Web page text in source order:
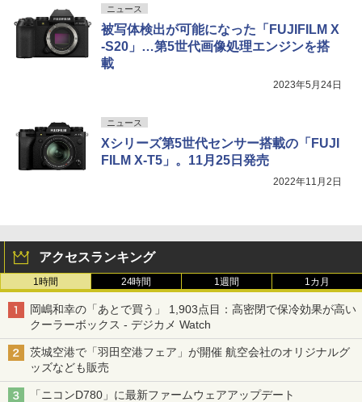
ニュース
被写体検出が可能になった「FUJIFILM X
-S20」…第5世代画像処理エンジンを搭
載
2023年5月24日
ニュース
Xシリーズ第5世代センサー搭載の「FUJI
FILM X-T5」。11月25日発売
2022年11月2日
アクセスランキング
1時間 24時間 1週間 1カ月
岡嶋和幸の「あとで買う」 1,903点目：高密閉で保冷効果が高い
クーラーボックス - デジカメ Watch
茨城空港で「羽田空港フェア」が開催 航空会社のオリジナルグ
ッズなども販売
「ニコンD780」に最新ファームウェアアップデート